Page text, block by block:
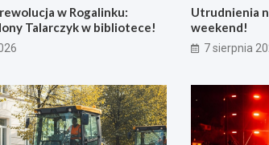
w Rogalinku:
Talarczyk w bibliotece!
Utrudnienia
weekend!
7 sierpnia